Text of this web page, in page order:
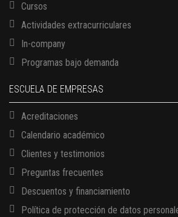
Cursos
Actividades extracurriculares
In-company
Programas bajo demanda
ESCUELA DE EMPRESAS
Acreditaciones
Calendario académico
Clientes y testimonios
Preguntas frecuentes
Descuentos y financiamiento
Política de protección de datos